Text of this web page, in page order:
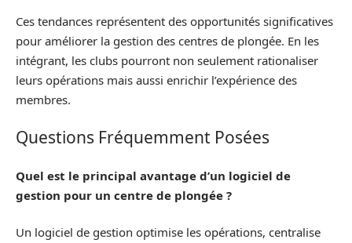
Ces tendances représentent des opportunités significatives
pour améliorer la gestion des centres de plongée. En les
intégrant, les clubs pourront non seulement rationaliser
leurs opérations mais aussi enrichir l’expérience des
membres.
Questions Fréquemment Posées
Quel est le principal avantage d’un logiciel de
gestion pour un centre de plongée ?
Un logiciel de gestion optimise les opérations, centralise